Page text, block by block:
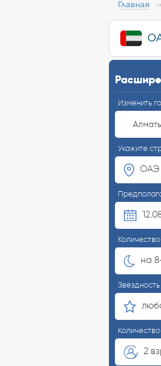
Главная
Изменить
Укажите
на
Звёздность
2